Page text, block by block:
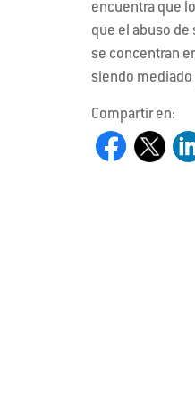
encuentra que
que el abuso
se concentran
siendo mediado
Compartir en: